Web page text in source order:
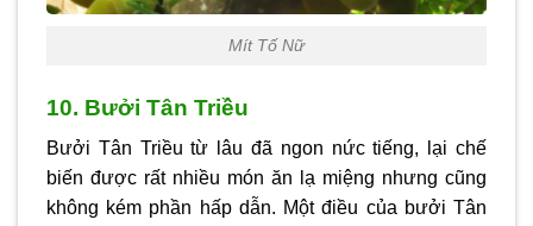
Mít Tố Nữ
10. Bưởi Tân Triều
Bưởi Tân Triều từ lâu đã ngon nức tiếng, lại chế
biến được rất nhiều món ăn lạ miệng nhưng cũng
không kém phần hấp dẫn. Một điều của bưởi Tân